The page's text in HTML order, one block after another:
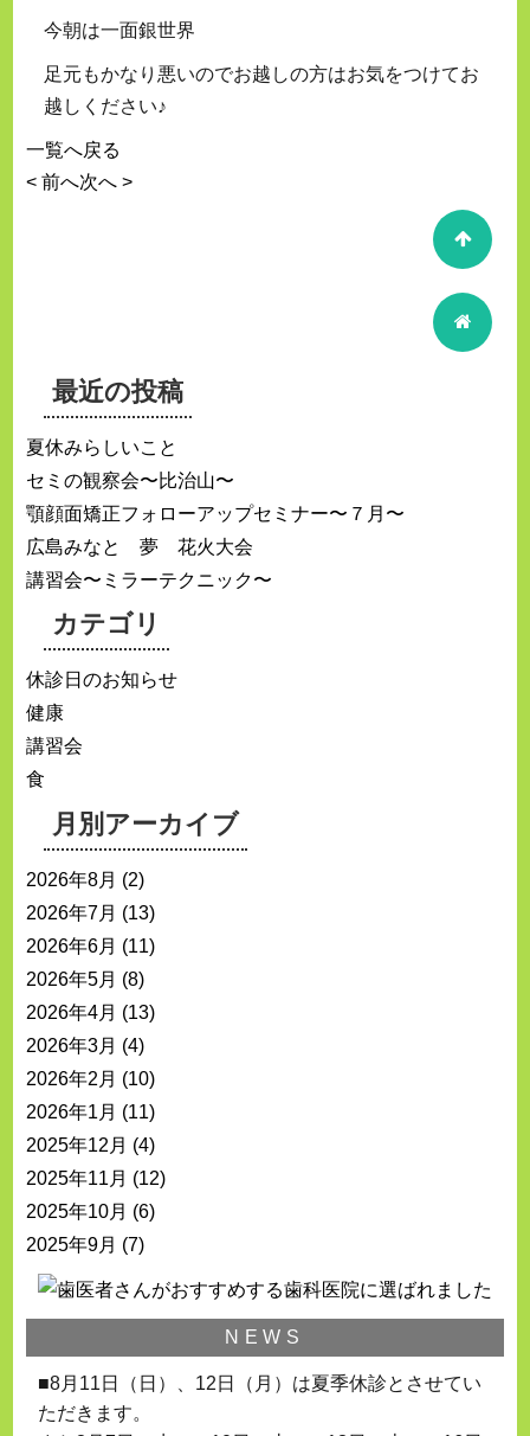
今朝は一面銀世界
足元もかなり悪いのでお越しの方はお気をつけてお
越しください♪
一覧へ戻る
< 前へ次へ >
最近の投稿
夏休みらしいこと
セミの観察会〜比治山〜
顎顔面矯正フォローアップセミナー〜７月〜
広島みなと 夢 花火大会
講習会〜ミラーテクニック〜
カテゴリ
休診日のお知らせ
健康
講習会
食
月別アーカイブ
2026年8月 (2)
2026年7月 (13)
2026年6月 (11)
2026年5月 (8)
2026年4月 (13)
2026年3月 (4)
2026年2月 (10)
2026年1月 (11)
2025年12月 (4)
2025年11月 (12)
2025年10月 (6)
2025年9月 (7)
NEWS
■8月11日（日）、12日（月）は夏季休診とさせてい
ただきます。